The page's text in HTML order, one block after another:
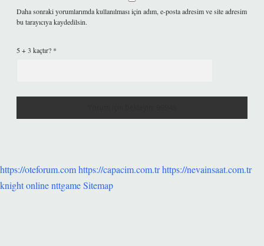
Daha sonraki yorumlarımda kullanılması için adım, e-posta adresim ve site adresim
bu tarayıcıya kaydedilsin.
5 + 3 kaçtır? *
https://oteforum.comhttps://capacim.com.trhttps://nevainsaat.com.tr
knight onlinenttgameSitemap